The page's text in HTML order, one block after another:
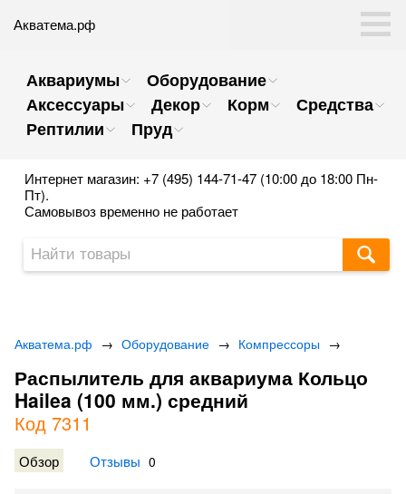
Акватема.рф
Аквариумы
Оборудование
Аксессуары
Декор Корм
Средства
Рептилии
Пруд
Интернет магазин: +7 (495) 144-71-47 (10:00 до 18:00 Пн-
Пт).
Самовывоз временно не работает
Акватема.рф → Оборудование → Компрессоры →
Распылитель для аквариума Кольцо
Hailea (100 мм.) средний
Код 7311
Обзор Отзывы 0